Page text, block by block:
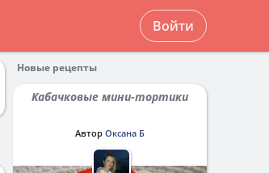
Войти
Новые рецепты
Кабачковые мини-тортики
Автор Оксана Б